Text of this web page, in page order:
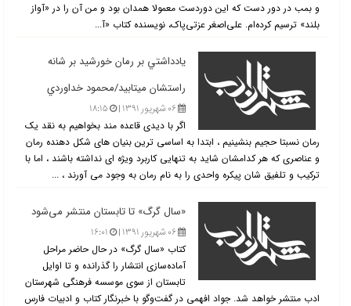
و بمب در دور دست که این دوردست معمولا همدان بود و من آن را در «آواز
بلند» ترسیم کرده‌ام. علی‌اصغر عزتی‌پاک، نویسنده کتاب «آ...
يادداشتي بر رمان خورشيد بر شانه
راستشان ميتابيد/محمود خداوردي
۰۶ شهریور ۱۳۹۱ | ۱۸:۱۵
اگر با دیدی قاعده مند بخواهیم به نقد یک
رمان نسبتا حجیم بنشینیم ، ابتدا به اساسی ترین بنیان های شکل دهنده رمان
و عناصری که هر کدامشان شاید به تنهایی کاربرد ویژه ای نداشته باشند ، اما با
ترکیب و تلفیق شان پیکره واحدی را به نام رمان به وجود می آورند ، ...
«سال گرگ» تا تابستان منتشر می‌شود
۰۶ شهریور ۱۳۹۱ | ۱۶:۰۱
کتاب «سال گرگ» در حال حاضر مراحل
آماده‌سازی انتشار را گذرانده و تا اوایل
تابستان از سوی موسسه فرهنگی شهرستان
ادب منتشر خواهد شد. جواد افهمی در گفت‌وگو با خبرنگار کتاب و ادبیات فارس